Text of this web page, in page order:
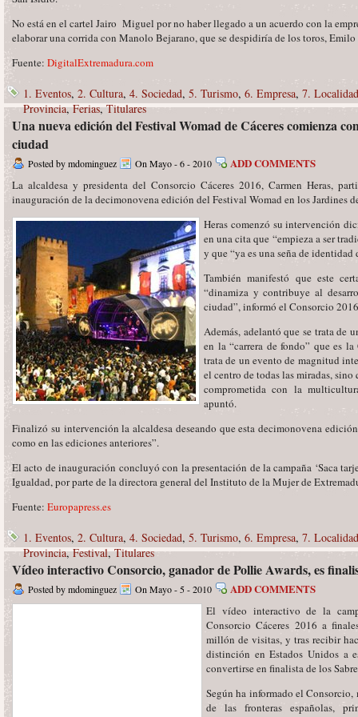
No está en el cartel Jairo Miguel por no haber llegado a un acuerdo con la
elaborar una corrida con Manolo Bejarano, que se despidiría de los toros,
Fuente: DigitalExtremadura.com
1. Eventos, 2. Cultura, 4. Sociedad, 5. Turismo, 6. Empresa, 7.
Provincia,Ferias,Titulares
Una nueva edición del Festival Womad de Cáceres comienza
ciudad
Posted by mdominguez On Mayo - 6 - 2010 ADD COMMENTS
La alcaldesa y presidenta del Consorcio Cáceres 2016, Carmen Heras,
inauguración de la decimonovena edición del Festival Womad en los Jardines
Heras comenzó su intervención
en una cita que “empieza a ser
y que “ya es una seña de
También manifestó que este
“dinamiza y contribuye al
ciudad”, informó el Consorcio
Además, adelantó que se trata de
en la “carrera de fondo” que es
trata de un evento de magnitud
el centro de todas las miradas,
comprometida con la
apuntó.
Finalizó su intervención la alcaldesa deseando que esta decimonovena
como en las ediciones anteriores”.
El acto de inauguración concluyó con la presentación de la campaña ‘Saca
Igualdad, por parte de la directora general del Instituto de la Mujer de
Fuente: Europapress.es
1. Eventos, 2. Cultura, 4. Sociedad, 5. Turismo, 6. Empresa, 7.
Provincia,Festival,Titulares
Vídeo interactivo Consorcio, ganador de Pollie Awards, es
Posted by mdominguez On Mayo - 5 - 2010 ADD COMMENTS
El vídeo interactivo de la
Consorcio Cáceres 2016 a
millón de visitas, y tras recibir
distinción en Estados Unidos a
convertirse en finalista de los
Según ha informado el Consorcio,
de las fronteras españolas,